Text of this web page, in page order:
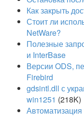
Как закрыть
Стоит ли
NetWare?
Полезные
и InterBase
Версии ODS,
Firebird
gdsintl.dll с
win1251 (218K)
Автоматизация